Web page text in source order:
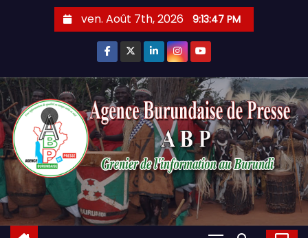
ven. Août 7th, 2026 9:13:48 PM